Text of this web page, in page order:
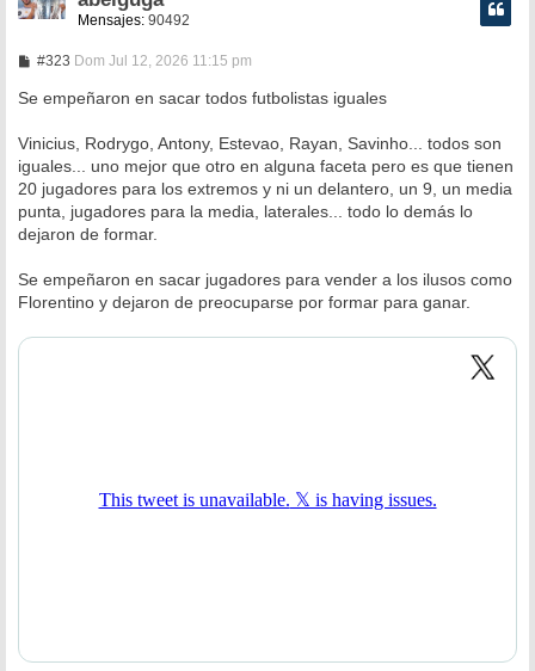
Mensajes: 90492
#323M
n
s
j
e
Dom Jul 12, 2026 11:15 pm
Se empeñaron en sacar todos futbolistas iguales
Vinicius, Rodrygo, Antony, Estevao, Rayan, Savinho... todos son
iguales... uno mejor que otro en alguna faceta pero es que tienen
20 jugadores para los extremos y ni un delantero, un 9, un media
punta, jugadores para la media, laterales... todo lo demás lo
dejaron de formar.
Se empeñaron en sacar jugadores para vender a los ilusos como
Florentino y dejaron de preocuparse por formar para ganar.